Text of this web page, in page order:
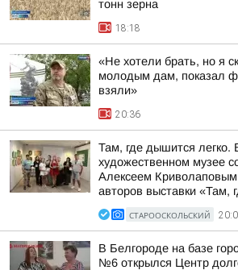
тонн зерна
18:18
«Не хотели брать, но я
молодым дам, показал
взяли»
20:36
Там, где дышится легко.
художественном музее
Алексеем
авторов выставки «Там,
СТАРООСКОЛЬСКИЙ
В Белгороде на базе
№6 открылся Центр